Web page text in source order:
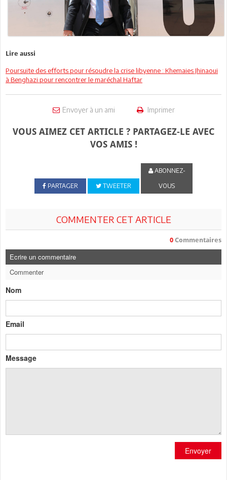
Lire aussi
Poursuite des efforts pour résoudre la crise libyenne : Khemaies Jhinaoui
à Benghazi pour rencontrer le maréchal Haftar
Envoyer à un ami Imprimer
VOUS AIMEZ CET ARTICLE ? PARTAGEZ-LE AVEC
VOS AMIS !
PARTAGER TWEETER
ABONNEZ-
VOUS
COMMENTER CET ARTICLE
0 Commentaires
Ecrire un commentaire
Commenter
Nom
Email
Message
Envoyer